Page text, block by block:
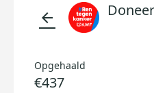
arrow_back
Opgehaald
€437